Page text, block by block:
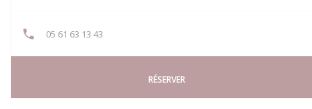
05 61 63 13 43
RÉSERVER